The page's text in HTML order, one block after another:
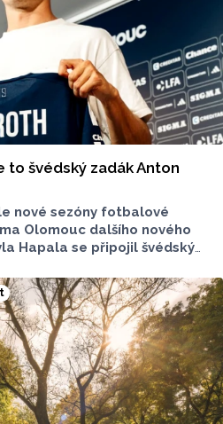
to švédský zadák Anton
nové sezóny fotbalové
Olomouc dalšího nového
Hapala se připojil švédský
to uvedla na svém webu,
nov hráč smlouvu